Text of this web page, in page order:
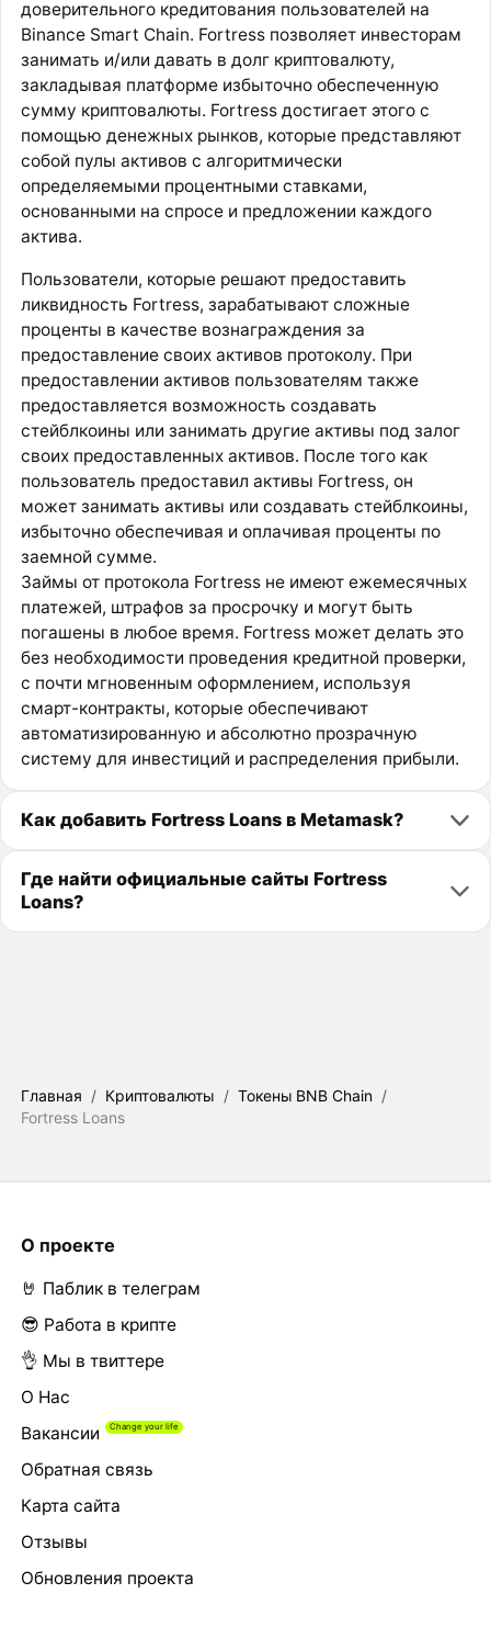
доверительного кредитования пользователей на
Binance Smart Chain. Fortress позволяет инвесторам
занимать и/или давать в долг криптовалюту,
закладывая платформе избыточно обеспеченную
сумму криптовалюты. Fortress достигает этого с
помощью денежных рынков, которые представляют
собой пулы активов с алгоритмически
определяемыми процентными ставками,
основанными на спросе и предложении каждого
актива.
Пользователи, которые решают предоставить
ликвидность Fortress, зарабатывают сложные
проценты в качестве вознаграждения за
предоставление своих активов протоколу. При
предоставлении активов пользователям также
предоставляется возможность создавать
стейблкоины или занимать другие активы под залог
своих предоставленных активов. После того как
пользователь предоставил активы Fortress, он
может занимать активы или создавать стейблкоины,
избыточно обеспечивая и оплачивая проценты по
заемной сумме.
Займы от протокола Fortress не имеют ежемесячных
платежей, штрафов за просрочку и могут быть
погашены в любое время. Fortress может делать это
без необходимости проведения кредитной проверки,
с почти мгновенным оформлением, используя
смарт-контракты, которые обеспечивают
автоматизированную и абсолютно прозрачную
систему для инвестиций и распределения прибыли.
Как добавить Fortress Loans в Metamask?
Где найти официальные сайты Fortress
Loans?
Главная / Криптовалюты / Токены BNB Chain /
Fortress Loans
О проекте
🤘 Паблик в телеграм
😎 Работа в крипте
👌 Мы в твиттере
О Нас
Вакансии
Обратная связь
Карта сайта
Отзывы
Обновления проекта